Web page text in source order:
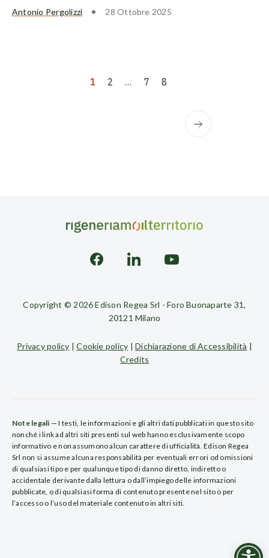
Antonio Pergolizzi 28 Ottobre 2025
1 2 … 7 8
Copyright © 2026 Edison Regea Srl - Foro Buonaparte 31,
20121 Milano
Privacy policy |Cookie policy |Dichiarazione di Accessibilità |
Credits
Note legali — I testi, le informazioni e gli altri dati pubblicati in questo sito
nonché i link ad altri siti presenti sul web hanno esclusivamente scopo
informativo e non assumono alcun carattere di ufficialità. Edison Regea
Srl non si assume alcuna responsabilità per eventuali errori od omissioni
di qualsiasi tipo e per qualunque tipo di danno diretto, indiretto o
accidentale derivante dalla lettura o dall’impiego delle informazioni
pubblicate, o di qualsiasi forma di contenuto presente nel sito o per
l’accesso o l’uso del materiale contenuto in altri siti.